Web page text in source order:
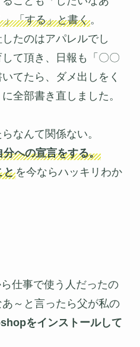
」「する」と書く。
たのはアパレルでし
て頂き、日報も「〇〇
てたら、ダメ出しをく
全部書き直しました。
なんて関係ない。
への宣言をする。
とを今ならハッキリわか
仕事で使う人だったの
～と言ったら父が私の
をインストールして